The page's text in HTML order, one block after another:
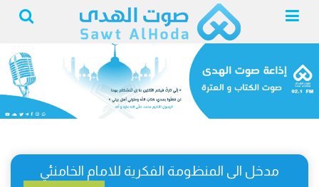
مدخل الى المنظومة الفكرية للامام الخامنئي